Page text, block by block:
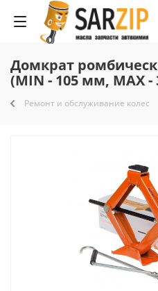
Домкрат
(MIN - 105 мм, MAX
Ремонт и обслуживание колес